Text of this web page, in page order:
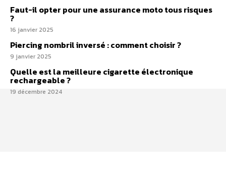
Faut-il opter pour une assurance moto tous risques​
?
16 janvier 2025
Piercing nombril inversé : comment choisir ?
9 janvier 2025
Quelle est la meilleure cigarette électronique
rechargeable ?​
19 décembre 2024